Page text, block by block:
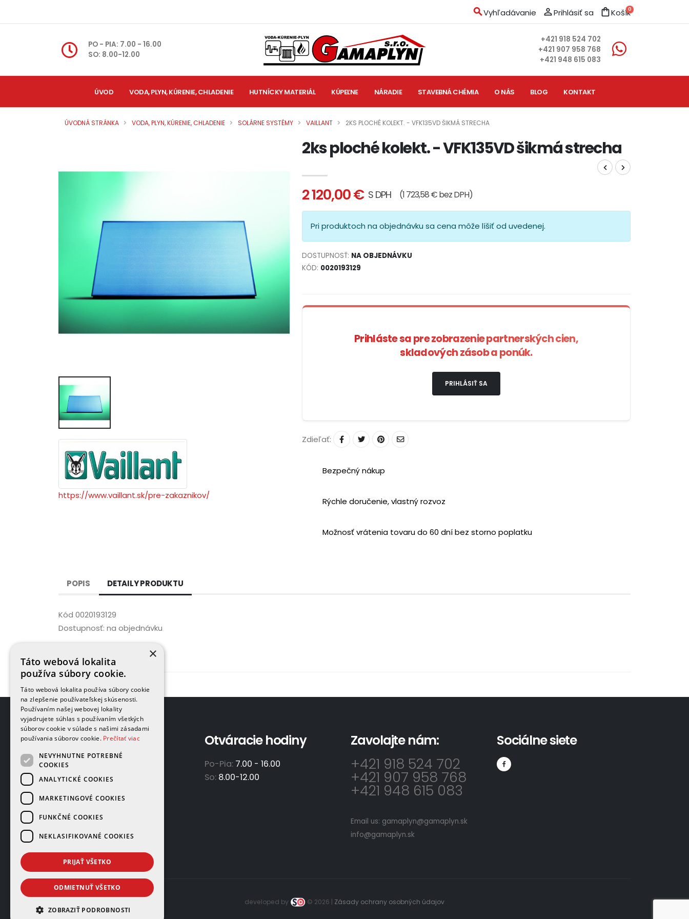
searchVyhľadávanie person_outlinePrihlásiť sa shopping_bagKošík0
PO - PIA: 7.00 - 16.00
SO: 8.00-12.00
+421 918 524 702
+421 907 958 768
+421 948 615 083
ÚVOD VODA, PLYN, KÚRENIE, CHLADENIE HUTNÍCKY MATERIÁL KÚPEĽNE NÁRADIE STAVEBNÁ CHÉMIA O NÁS BLOG KONTAKT
ÚVODNÁ STRÁNKA VODA, PLYN, KÚRENIE, CHLADENIE SOLÁRNE SYSTÉMY VAILLANT 2KS PLOCHÉ KOLEKT. - VFK135VD ŠIKMÁ STRECHA
https://www.vaillant.sk/pre-zakaznikov/
2ks ploché kolekt. - VFK135VD šikmá strecha
2 120,00 € S DPH (1 723,58 € bez DPH)
Pri produktoch na objednávku sa cena môže líšiť od uvedenej.
DOSTUPNOSŤ: NA OBJEDNÁVKU
KÓD: 0020193129
Prihláste sa pre zobrazenie partnerských cien,
skladových zásob a ponúk.
PRIHLÁSIŤ SA
Zdieľať:
Bezpečný nákup
Rýchle doručenie, vlastný rozvoz
Možnosť vrátenia tovaru do 60 dní bez storno poplatku
POPIS DETAILY PRODUKTU
Kód 0020193129
Dostupnosť: na objednávku
Adresa
GAMAPLYN s.r.o.
Železničná 570/8
Slovensko
Otváracie hodiny
Po-Pia: 7.00 - 16.00
So: 8.00-12.00
Zavolajte nám:
+421 918 524 702
+421 907 958 768
+421 948 615 083
Email us: gamaplyn@gamaplyn.sk
info@gamaplyn.sk
Sociálne siete
developed by © 2026 | Zásady ochrany osobných údajov
×
Táto webová lokalita
používa súbory cookie.
Táto webová lokalita používa súbory cookie
na zlepšenie používateľskej skúsenosti.
Používaním našej webovej lokality
vyjadrujete súhlas s používaním všetkých
súborov cookie v súlade s našimi zásadami
používania súborov cookie. Prečítať viac
NEVYHNUTNE POTREBNÉ
COOKIES
ANALYTICKÉ COOKIES
MARKETINGOVÉ COOKIES
FUNKČNÉ COOKIES
NEKLASIFIKOVANÉ COOKIES
PRIJAŤ VŠETKO
ODMIETNUŤ VŠETKO
ZOBRAZIŤ PODROBNOSTI